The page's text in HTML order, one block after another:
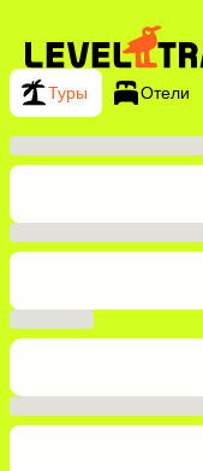
Туры Отели